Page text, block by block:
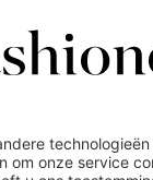
Ik kan deze
en pre-loved